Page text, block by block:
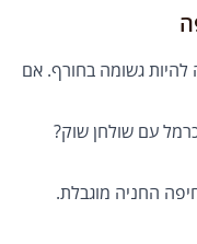
גשומה בחורף. אם
עם שולחן שוק?
החניה מוגבלת.